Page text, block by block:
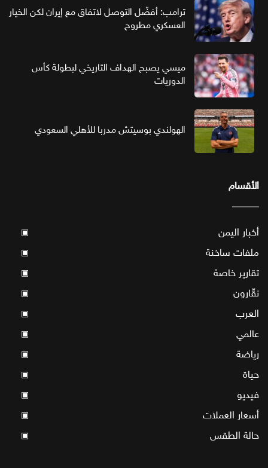
ترامب: أفضّل التوصل لاتفاق مع إيران لكن الخيار
العسكري مطروح
ميسي يصبح الهداف التاريخي لبطولة كأس
الدوريات
الهولندي بوسيتش مدربا للأهلي السعودي
الأقسام
أخبار اليمن ▣
ملفات ساخنة ▣
تقارير خاصة ▣
نقّارون ▣
العرب ▣
عالمي ▣
رياضة ▣
حياة ▣
فيديو ▣
أسعار العملات ▣
حالة الطقس ▣